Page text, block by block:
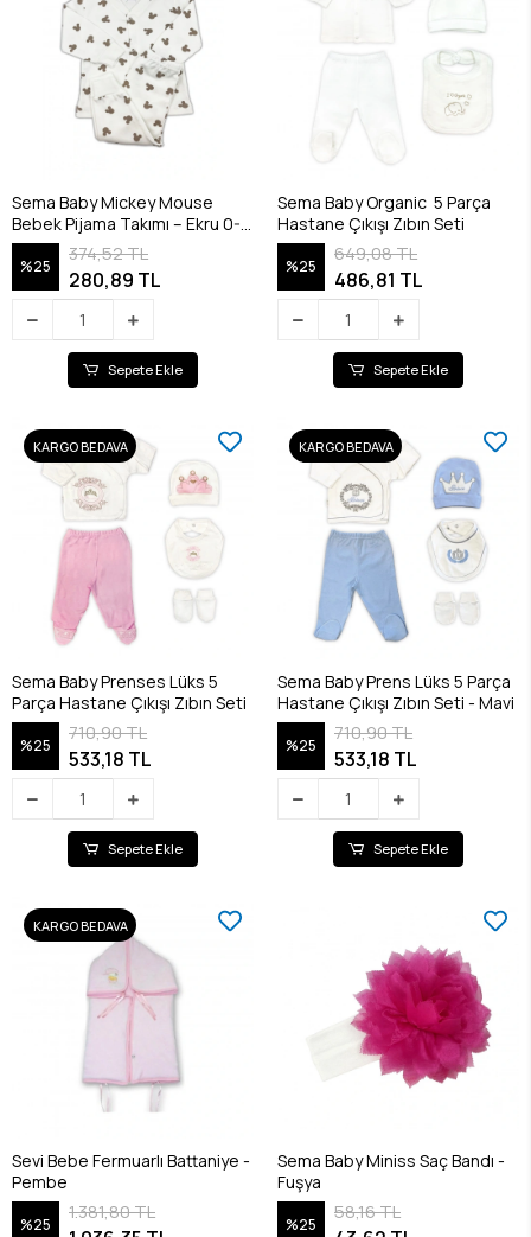
Sema Baby Mickey Mouse
Bebek Pijama Takımı – Ekru 0-3
Ay
%25
374,52 TL
280,89 TL
Sepete Ekle
Sema Baby Organic 5 Parça
Hastane Çıkışı Zıbın Seti
%25
649,08 TL
486,81 TL
Sepete Ekle
KARGO BEDAVA
Sema Baby Prenses Lüks 5
Parça Hastane Çıkışı Zıbın Seti
%25
710,90 TL
533,18 TL
Sepete Ekle
KARGO BEDAVA
Sema Baby Prens Lüks 5 Parça
Hastane Çıkışı Zıbın Seti - Mavi
%25
710,90 TL
533,18 TL
Sepete Ekle
KARGO BEDAVA
Sevi Bebe Fermuarlı Battaniye -
Pembe
%25
1.381,80 TL
Sema Baby Miniss Saç Bandı -
Fuşya
%25
58,16 TL